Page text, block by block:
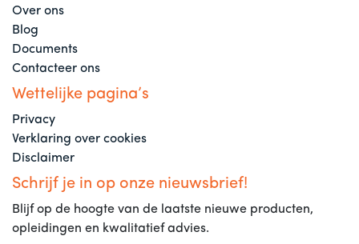
Over ons
Blog
Documents
Contacteer ons
Wettelijke pagina’s
Privacy
Verklaring over cookies
Disclaimer
Schrijf je in op onze nieuwsbrief!
Blijf op de hoogte van de laatste nieuwe producten,
opleidingen en kwalitatief advies.